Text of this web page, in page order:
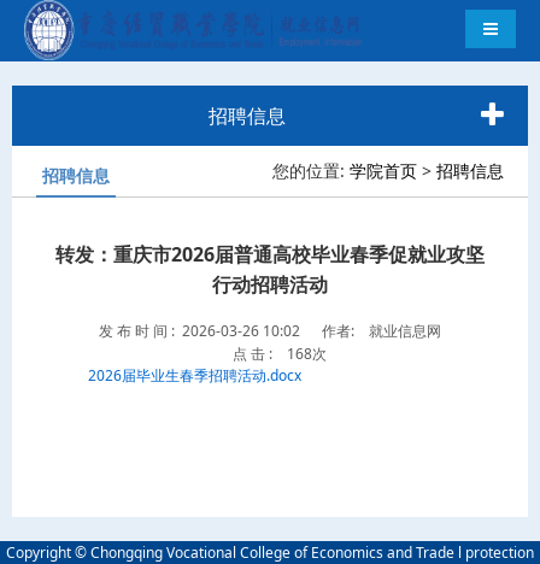
导航切
招聘信息
招聘信息 您的位置: 学院首页 > 招聘信息
转发：重庆市2026届普通高校毕业春季促就业攻坚
行动招聘活动
发 布 时 间 : 2026-03-26 10:02
作者: 就业信息网
点 击 : 168次
2026届毕业生春季招聘活动.docx
Copyright © Chongqing Vocational College of Economics and Trade l protection